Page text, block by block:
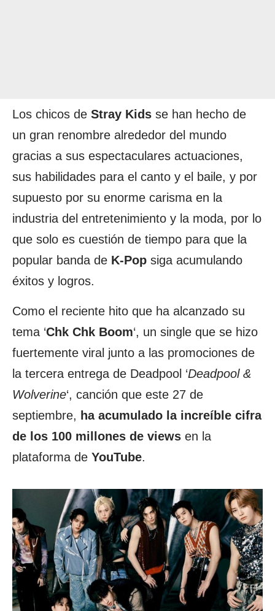
Los chicos de Stray Kids se han hecho de
un gran renombre alrededor del mundo
gracias a sus espectaculares actuaciones,
sus habilidades para el canto y el baile, y por
supuesto por su enorme carisma en la
industria del entretenimiento y la moda, por lo
que solo es cuestión de tiempo para que la
popular banda de K-Pop siga acumulando
éxitos y logros.
Como el reciente hito que ha alcanzado su
tema ‘Chk Chk Boom‘, un single que se hizo
fuertemente viral junto a las promociones de
la tercera entrega de Deadpool ‘Deadpool &
Wolverine‘, canción que este 27 de
septiembre, ha acumulado la increíble cifra
de los 100 millones de views en la
plataforma de YouTube.